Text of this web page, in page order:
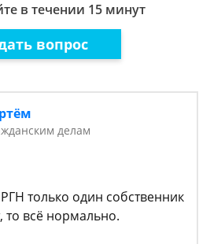
в течении 15 минут
вопрос
делам
только один собственник
всё нормально.